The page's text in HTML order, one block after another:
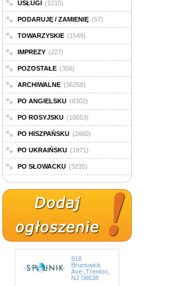
USŁUGI (1215)
PODARUJĘ / ZAMIENIĘ (57)
TOWARZYSKIE (1549)
IMPREZY (227)
POZOSTAŁE (356)
ARCHIWALNE (36258)
PO ANGIELSKU (8302)
PO ROSYJSKU (10653)
PO HISZPAŃSKU (2660)
PO UKRAIŃSKU (1971)
PO SŁOWACKU (3235)
918
Brunswick
Ave.,Trenton,
NJ 08638